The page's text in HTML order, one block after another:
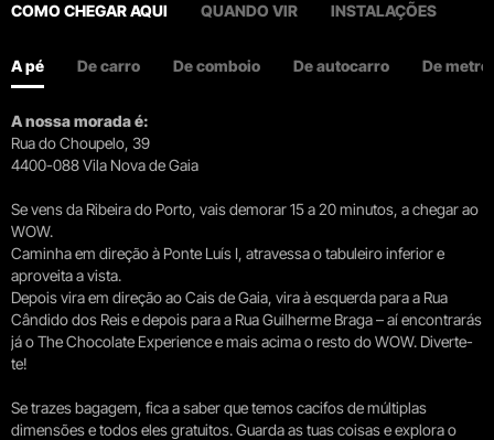
COMO CHEGAR AQUI QUANDO VIR INSTALAÇÕES
A pé De carro De comboio De autocarro De metro
A nossa morada é:
Rua do Choupelo, 39
4400-088 Vila Nova de Gaia
Se vens da Ribeira do Porto, vais demorar 15 a 20 minutos, a chegar ao
WOW.
Caminha em direção à Ponte Luís I, atravessa o tabuleiro inferior e
aproveita a vista.
Depois vira em direção ao Cais de Gaia, vira à esquerda para a Rua
Cândido dos Reis e depois para a Rua Guilherme Braga – aí encontrarás
já o The Chocolate Experience e mais acima o resto do WOW. Diverte-
te!
Se trazes bagagem, fica a saber que temos cacifos de múltiplas
dimensões e todos eles gratuitos. Guarda as tuas coisas e explora o